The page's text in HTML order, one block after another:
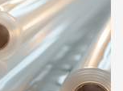
kompromisa na